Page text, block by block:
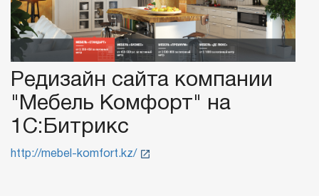
Редизайн сайта компании
"Мебель Комфорт" на
1С:Битрикс
http://mebel-komfort.kz/